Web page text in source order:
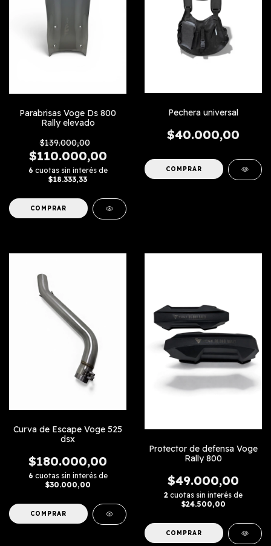
Parabrisas Voge Ds 800
Rally elevado
$139.000,00
$110.000,00
6 cuotas sin interés de
$18.333,33
Pechera universal
$40.000,00
Curva de Escape Voge 525
dsx
$180.000,00
6 cuotas sin interés de
$30.000,00
Protector de defensa Voge
Rally 800
$49.000,00
2 cuotas sin interés de
$24.500,00